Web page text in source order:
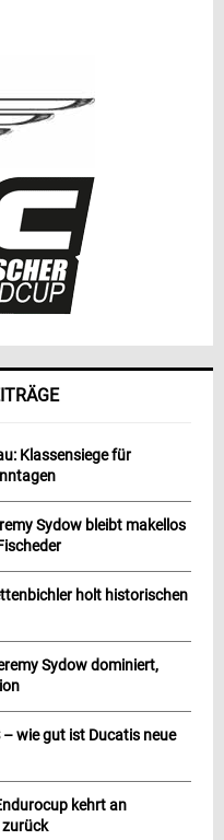
Klassensiege für
Sydow bleibt makellos
holt historischen
Sydow dominiert,
wie gut ist Ducatis neue
kehrt an